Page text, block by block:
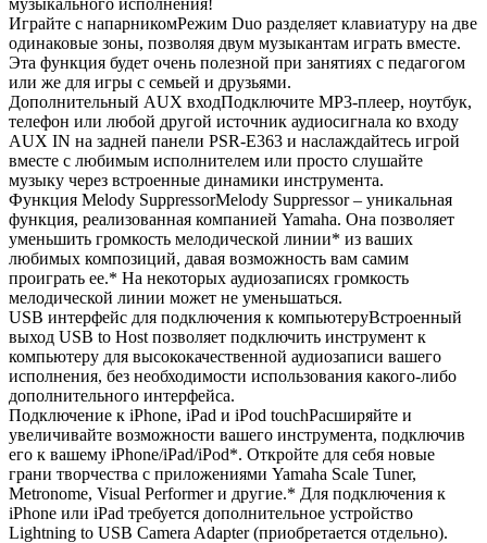
Играйте с напарникомРежим Duo разделяет клавиатуру на две
одинаковые зоны, позволяя двум музыкантам играть вместе.
Эта функция будет очень полезной при занятиях с педагогом
или же для игры с семьей и друзьями.
Дополнительный AUX входПодключите MP3-плеер, ноутбук,
телефон или любой другой источник аудиосигнала ко входу
AUX IN на задней панели PSR-E363 и наслаждайтесь игрой
вместе с любимым исполнителем или просто слушайте
музыку через встроенные динамики инструмента.
Функция Melody SuppressorMelody Suppressor – уникальная
функция, реализованная компанией Yamaha. Она позволяет
уменьшить громкость мелодической линии* из ваших
любимых композиций, давая возможность вам самим
проиграть ее.* На некоторых аудиозаписях громкость
мелодической линии может не уменьшаться.
USB интерфейс для подключения к компьютеруВстроенный
выход USB to Host позволяет подключить инструмент к
компьютеру для высококачественной аудиозаписи вашего
исполнения, без необходимости использования какого-либо
дополнительного интерфейса.
Подключение к iPhone, iPad и iPod touchРасширяйте и
увеличивайте возможности вашего инструмента, подключив
его к вашему iPhone/iPad/iPod*. Откройте для себя новые
грани творчества с приложениями Yamaha Scale Tuner,
Metronome, Visual Performer и другие.* Для подключения к
iPhone или iPad требуется дополнительное устройство
Lightning to USB Camera Adapter (приобретается отдельно).